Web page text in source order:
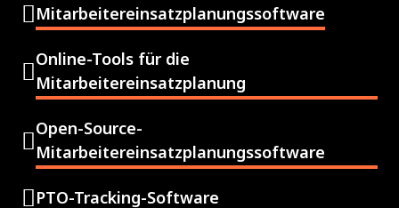
Mitarbeitereinsatzplanungssoftware
Online-Tools für die
Mitarbeitereinsatzplanung
Open-Source-
Mitarbeitereinsatzplanungssoftware
PTO-Tracking-Software